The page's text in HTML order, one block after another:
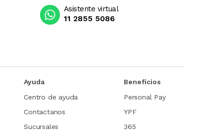
Asistente virtual
11 2855 5086
Ayuda
Centro de ayuda
Contactanos
Sucursales
Beneficios
Personal Pay
YPF
365